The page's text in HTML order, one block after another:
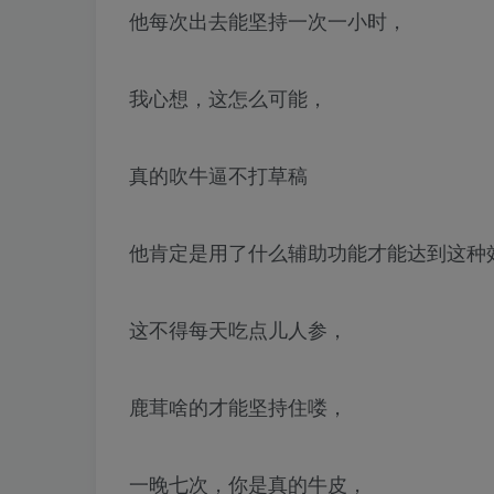
他每次出去能坚持一次一小时，
我心想，这怎么可能，
真的吹牛逼不打草稿
他肯定是用了什么辅助功能才能达到这种
这不得每天吃点儿人参，
鹿茸啥的才能坚持住喽，
一晚七次，你是真的牛皮，